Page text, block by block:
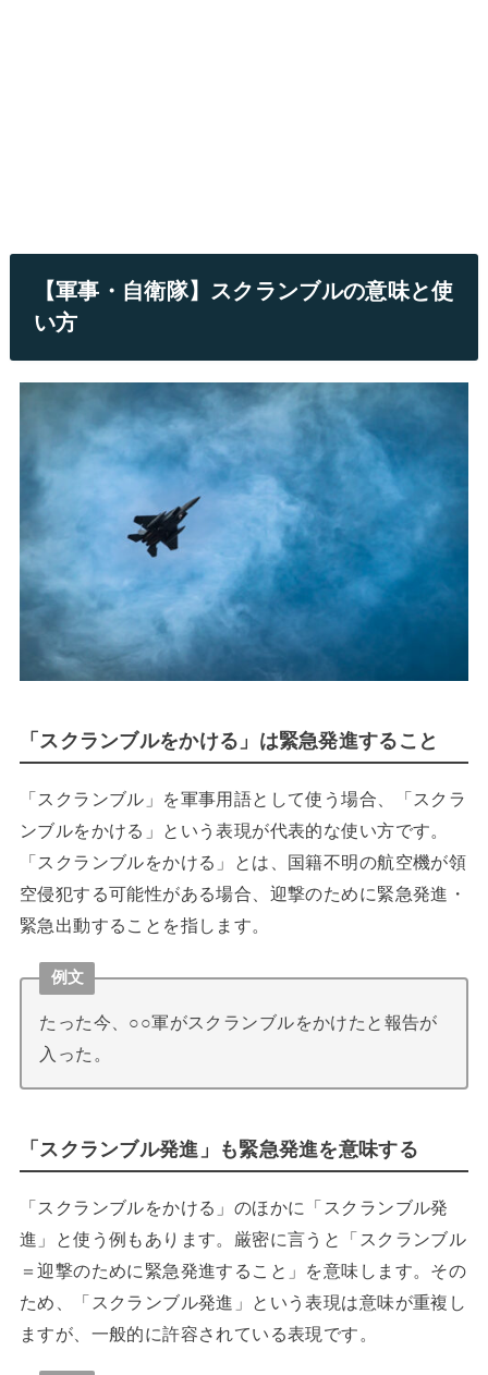
【軍事・自衛隊】スクランブルの意味と使
い方
「スクランブルをかける」は緊急発進すること
「スクランブル」を軍事用語として使う場合、「スクラ
ンブルをかける」という表現が代表的な使い方です。
「スクランブルをかける」とは、国籍不明の航空機が領
空侵犯する可能性がある場合、迎撃のために緊急発進・
緊急出動することを指します。
例文
たった今、○○軍がスクランブルをかけたと報告が
入った。
「スクランブル発進」も緊急発進を意味する
「スクランブルをかける」のほかに「スクランブル発
進」と使う例もあります。厳密に言うと「スクランブル
＝迎撃のために緊急発進すること」を意味します。その
ため、「スクランブル発進」という表現は意味が重複し
ますが、一般的に許容されている表現です。